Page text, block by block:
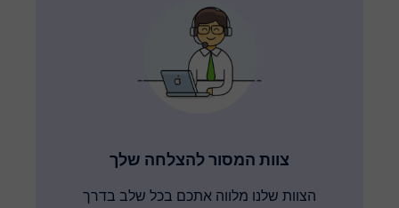
צוות המסור להצלחה שלך
הצוות שלנו מלווה אתכם בכל שלב בדרך